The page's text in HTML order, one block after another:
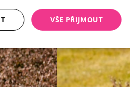
VŠE PŘIJMOUT
Marketing